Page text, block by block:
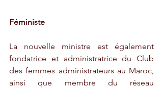
Féministe
La nouvelle ministre est également
fondatrice et administratrice du Club
des femmes administrateurs au Maroc,
ainsi que membre du réseau